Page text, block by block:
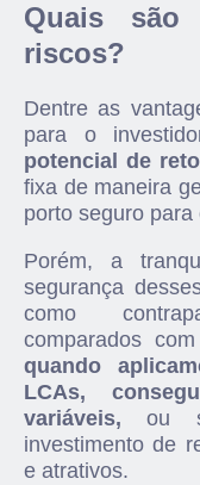
Quais
riscos?
Dentre as
para o
potencial de
fixa de maneira
porto seguro para
Porém, a
segurança
como
comparados
quando
LCAs,
variáveis, ou
investimento de
e atrativos.